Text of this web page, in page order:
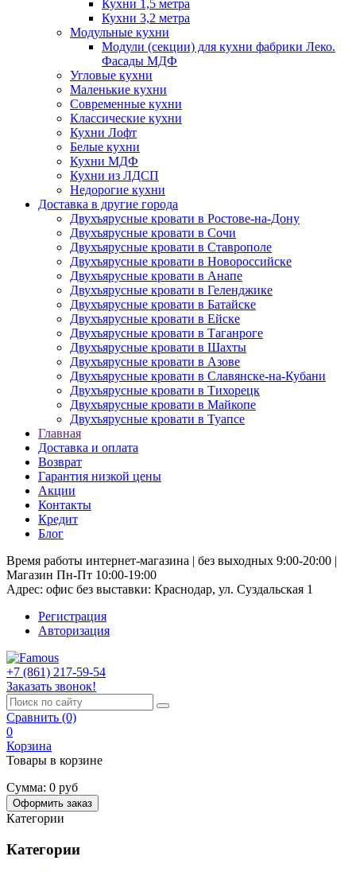
Кухни 1,5 метра
Кухни 3,2 метра
Модульные кухни
Модули (секции) для кухни фабрики Леко.
Фасады МДФ
Угловые кухни
Маленькие кухни
Современные кухни
Классические кухни
Кухни Лофт
Белые кухни
Кухни МДФ
Кухни из ЛДСП
Недорогие кухни
Доставка в другие города
Двухъярусные кровати в Ростове-на-Дону
Двухъярусные кровати в Сочи
Двухъярусные кровати в Ставрополе
Двухъярусные кровати в Новороссийске
Двухъярусные кровати в Анапе
Двухъярусные кровати в Геленджике
Двухъярусные кровати в Батайске
Двухъярусные кровати в Ейске
Двухъярусные кровати в Таганроге
Двухъярусные кровати в Шахты
Двухъярусные кровати в Азове
Двухъярусные кровати в Славянске-на-Кубани
Двухъярусные кровати в Тихорецк
Двухъярусные кровати в Майкопе
Двухъярусные кровати в Туапсе
Главная
Доставка и оплата
Возврат
Гарантия низкой цены
Акции
Контакты
Кредит
Блог
Время работы интернет-магазина | без выходных 9:00-20:00 |
Магазин Пн-Пт 10:00-19:00
Адрес: офис без выставки: Краснодар, ул. Суздальская 1
Регистрация
Авторизация
+7 (861) 217-59-54
Заказать звонок!
Сравнить (0)
0
Корзина
Товары в корзине
Сумма: 0 руб
Оформить заказ
Категории
Категории